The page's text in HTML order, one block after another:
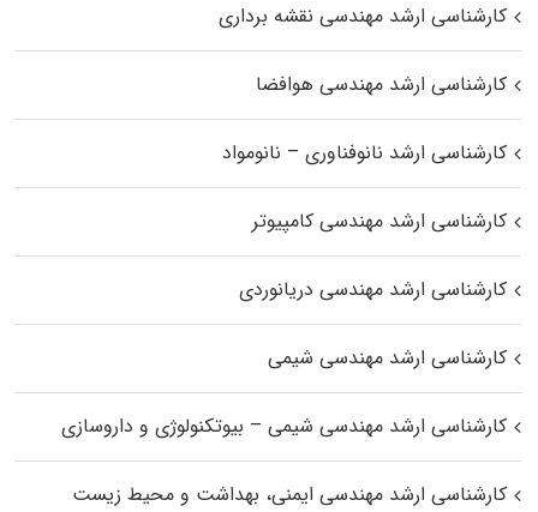
کارشناسی ارشد مهندسی نقشه برداری
کارشناسی ارشد مهندسی هوافضا
کارشناسی ارشد نانوفناوری – نانومواد
کارشناسی ارشد مهندسی کامپیوتر
کارشناسی ارشد مهندسی دریانوردی
کارشناسی ارشد مهندسی شیمی
کارشناسی ارشد مهندسی شیمی – بیوتکنولوژی و داروسازی
کارشناسی ارشد مهندسی ایمنی، بهداشت و محیط زیست